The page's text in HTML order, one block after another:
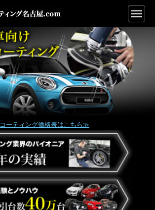
コーティング価格表はこちら≫